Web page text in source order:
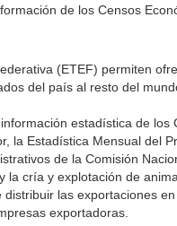
de los Censos
(ETEF) permiten
del país al resto del
estadística de
la Estadística Mensual del
de la Comisión
la cría y explotación de
las exportaciones
exportadoras.